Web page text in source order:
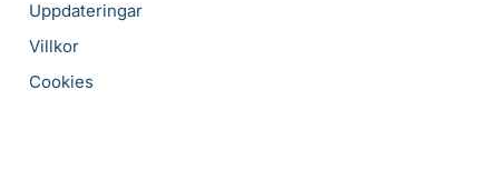
Uppdateringar
Villkor
Cookies